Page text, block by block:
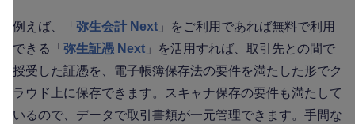
例えば、「 弥生会計 Next 」をご利用であれば無料で利用
できる「 弥生証憑 Next 」を活用すれば、取引先との間で
授受した証憑を、電子帳簿保存法の要件を満たした形でク
ラウド上に保存できます。スキャナ保存の要件も満たして
いるので、データで取引書類が一元管理できます。手間な